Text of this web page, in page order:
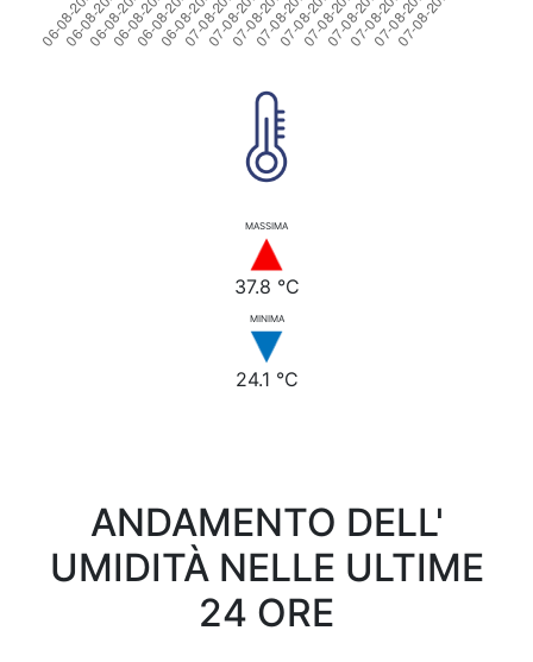
MASSIMA
37.8 °C
MINIMA
24.1 °C
ANDAMENTO DELL'
UMIDITÀ NELLE ULTIME
24 ORE